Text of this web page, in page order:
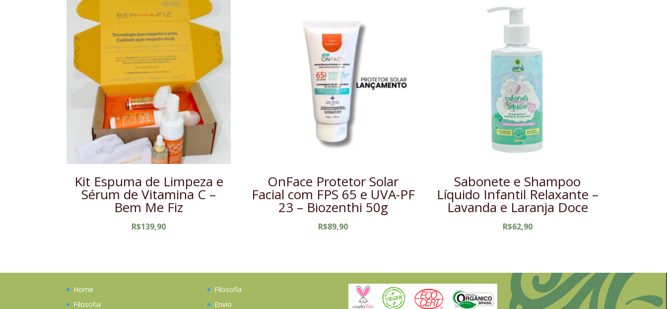
Kit Espuma de Limpeza e
Sérum de Vitamina C –
Bem Me Fiz
R$139,90
OnFace Protetor Solar
Facial com FPS 65 e UVA-PF
23 – Biozenthi 50g
R$89,90
Sabonete e Shampoo
Líquido Infantil Relaxante –
Lavanda e Laranja Doce
R$62,90
Home
Filosofia
Filosofia
Envio